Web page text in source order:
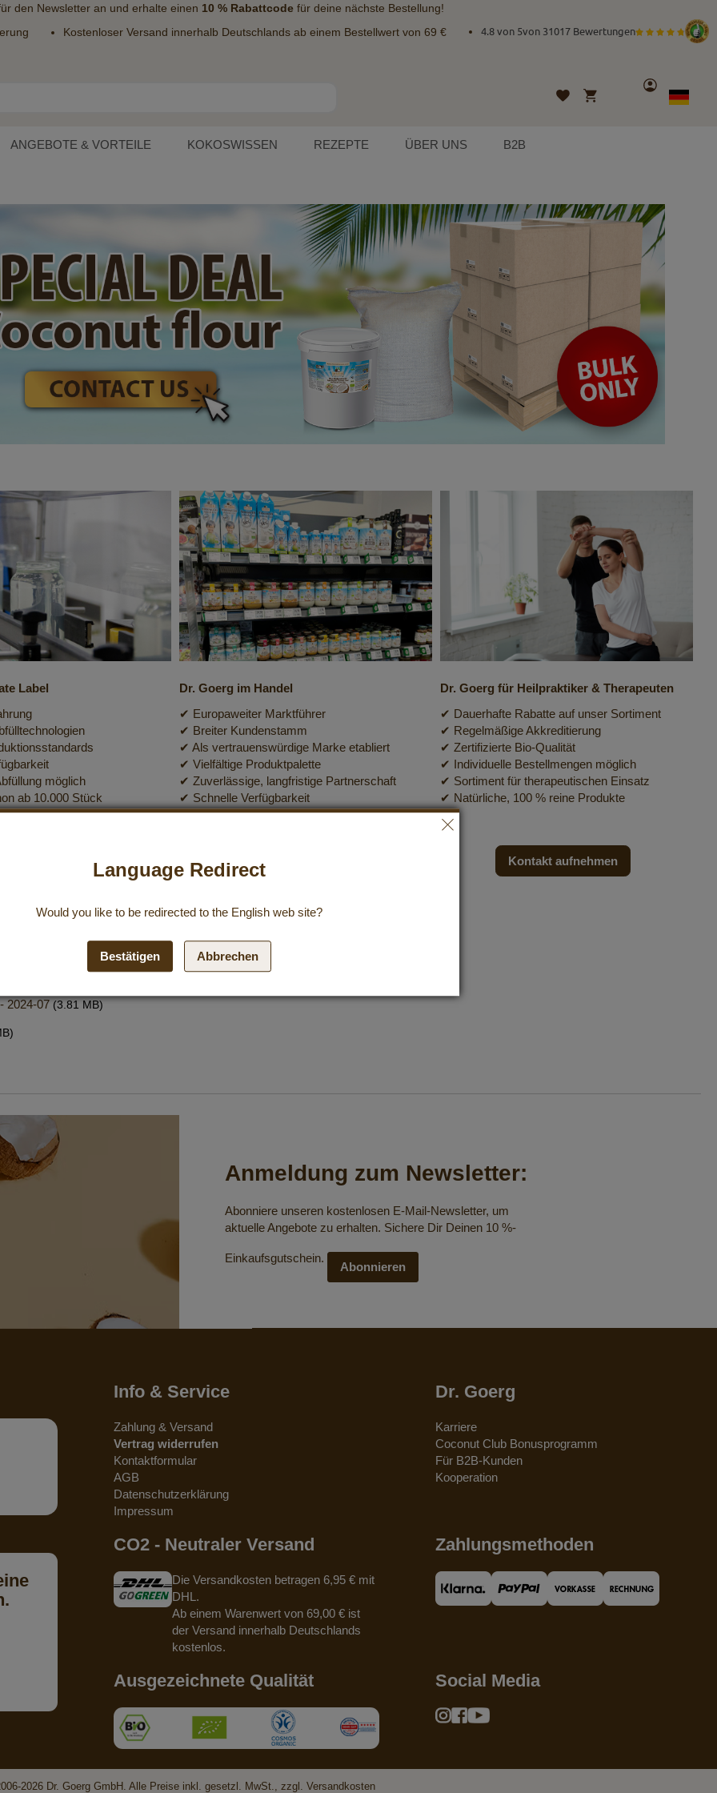
den Newsletteran und erhalte einen 10 % Rabattcodefür deine nächste Bestellung!
Kostenloser Versand innerhalb Deutschlands ab einem Bestellwert von 69 € 4.8 von 5von 31017 Bewertungen
Wunschliste
Mein Warenkorb
Konto
Sprache
German
ANGEBOTE & VORTEILE KOKOSWISSEN REZEPTE ÜBER UNS B2B
Label
möglich
ab 10.000 Stück
Verpackungsoptionen
aufnehmen
Dr. Goerg im Handel
✔ Europaweiter Marktführer
✔ Breiter Kundenstamm
✔ Als vertrauenswürdige Marke etabliert
✔ Vielfältige Produktpalette
✔ Zuverlässige, langfristige Partnerschaft
✔ Schnelle Verfügbarkeit
✔ Produktgrößen ideal für den Handel
Kontakt aufnehmen
Dr. Goerg für Heilpraktiker & Therapeuten
✔ Dauerhafte Rabatte auf unser Sortiment
✔ Regelmäßige Akkreditierung
✔ Zertifizierte Bio-Qualität
✔ Individuelle Bestellmengen möglich
✔ Sortiment für therapeutischen Einsatz
✔ Natürliche, 100 % reine Produkte
Kontakt aufnehmen
Bereich finden Sie hier:
11
2024-07 (3.81 MB)
Anmeldung zum Newsletter:
Abonniere unseren kostenlosen E-Mail-Newsletter, um
aktuelle Angebote zu erhalten. Sichere Dir Deinen 10 %-
Einkaufsgutschein.
Abonnieren
Info & Service
Zahlung & Versand
Vertrag widerrufen
Kontaktformular
AGB
Datenschutzerklärung
Impressum
Dr. Goerg
Karriere
Coconut Club Bonusprogramm
Für B2B-Kunden
Kooperation
CO2 - Neutraler Versand
Die Versandkosten betragen 6,95 € mit
DHL.
Ab einem Warenwert von 69,00 € ist
der Versand innerhalb Deutschlands
kostenlos.
Zahlungsmethoden
Ausgezeichnete Qualität Social Media
2026 Dr. Goerg GmbH. Alle Preise inkl. gesetzl. MwSt., zzgl. Versandkosten
Language Redirect
Would you like to be redirected to the English web site?
Bestätigen Abbrechen